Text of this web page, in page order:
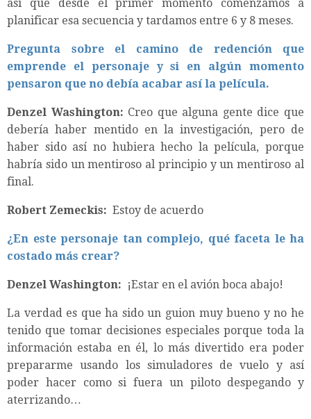
así que desde el primer momento comenzamos a
planificar esa secuencia y tardamos entre 6 y 8 meses.
Pregunta sobre el camino de redención que
emprende el personaje y si en algún momento
pensaron que no debía acabar así la película.
Denzel Washington: Creo que alguna gente dice que
debería haber mentido en la investigación, pero de
haber sido así no hubiera hecho la película, porque
habría sido un mentiroso al principio y un mentiroso al
final.
Robert Zemeckis: Estoy de acuerdo
¿En este personaje tan complejo, qué faceta le ha
costado más crear?
Denzel Washington: ¡Estar en el avión boca abajo!
La verdad es que ha sido un guion muy bueno y no he
tenido que tomar decisiones especiales porque toda la
información estaba en él, lo más divertido era poder
prepararme usando los simuladores de vuelo y así
poder hacer como si fuera un piloto despegando y
aterrizando…